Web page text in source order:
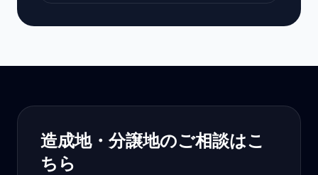
造成地・分譲地のご相談はこ
ちら